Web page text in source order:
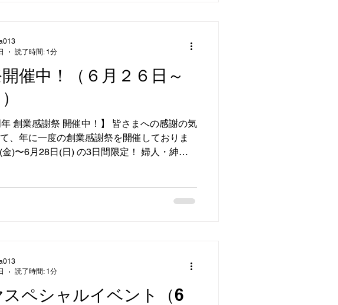
軽にお電話ください。
催中！（６月２６日～
年 創業感謝祭 開催中！】 皆さまへの感謝の気
、年に一度の創業感謝祭を開催しておりま
読了時間: 1分
スペシャルイベント（6
読了時間: 1分